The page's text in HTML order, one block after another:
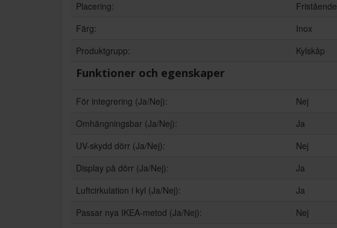
Placering:
Fristående
Färg:
Inox
Produktgrupp:
Kylskåp
Funktioner och egenskaper
För integrering (Ja/Nej):
Nej
Omhängningsbar (Ja/Nej):
Ja
UV-skydd dörr (Ja/Nej):
Nej
Display på dörr (Ja/Nej):
Ja
Luftcirkulation i kyl (Ja/Nej):
Ja
Passar nya IKEA-metod (Ja/Nej):
Nej